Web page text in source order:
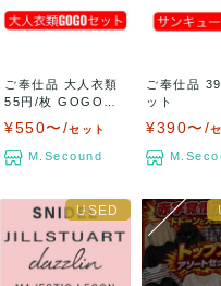
ご奉仕品 大人衣類
55円/枚 GOGOセ
¥550〜/セット
M.Secound
ご奉仕品
ット
¥390〜/